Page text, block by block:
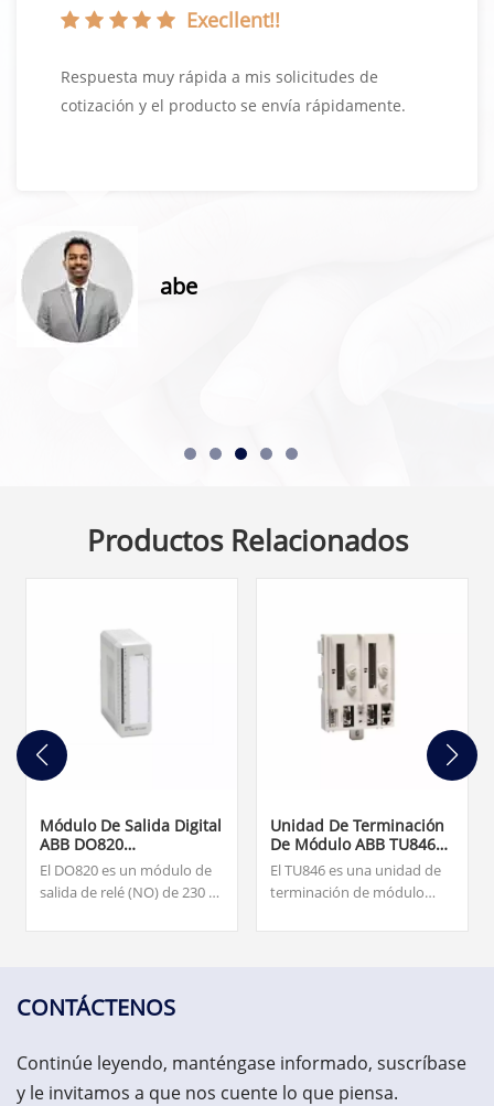
Execllent!!
Respuesta muy rápida a mis solicitudes de
cotización y el producto se envía rápidamente.
abe
Productos Relacionados
Módulo De Salida Digital
ABB DO820
3BSE008514R1
El DO820 es un módulo de
salida de relé (NO) de 230 V
S800. Nuestro equipo está
para ayudarlo con sus
contáctenos.
Unidad De Terminación
De Módulo ABB TU846
3BSE022460R1
El TU846 es una unidad de
terminación de módulo
redundante de la interfaz
CONTÁCTENOS
Continúe leyendo, manténgase informado, suscríbase
y le invitamos a que nos cuente lo que piensa.